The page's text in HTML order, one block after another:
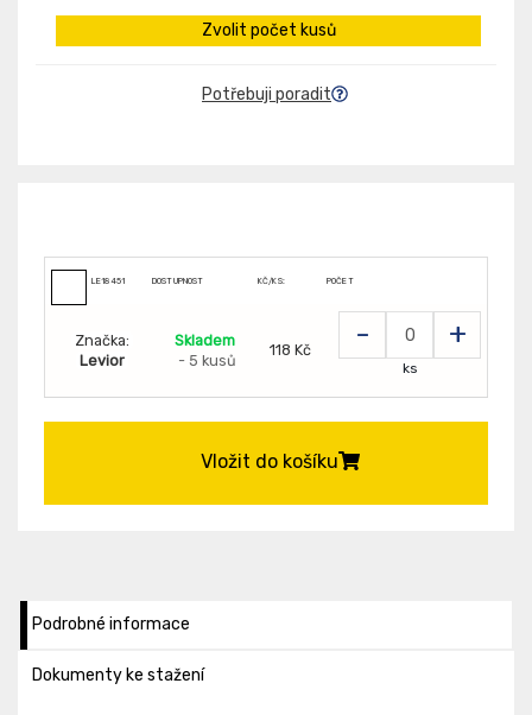
Zvolit počet kusů
Potřebuji poradit
LE18451 DOSTUPNOST KČ/KS: POČET
Značka:
Levior
Skladem
- 5 kusů
118 Kč - +
ks
Vložit do košíku
Podrobné informace
Dokumenty ke stažení